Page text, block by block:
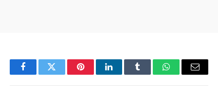
FacebookTwitter PinterestLinkedInTumblr WhatsAppEmail